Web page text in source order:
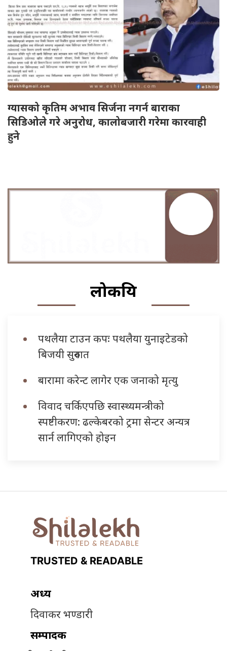
ग्यासको कृतिम अभाव सिर्जना नगर्न बाराका
सिडिओले गरे अनुरोध, कालोबजारी गरेमा कारवाही
हुने
लोकप्रिय
पथलैया टाउन कपः पथलैया युनाइटेडको
बिजयी सुरुवात
बारामा करेन्ट लागेर एक जनाको मृत्यु
विवाद चर्किएपछि स्वास्थ्यमन्त्रीको
स्पष्टीकरण: ढल्केबरको ट्रमा सेन्टर अन्यत्र
सार्न लागिएको होइन
TRUSTED & READABLE
अध्यक्ष
दिवाकर भण्डारी
सम्पादक